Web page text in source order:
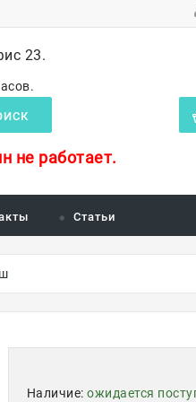
23.
не работает.
Статьи
Наличие: ожидается